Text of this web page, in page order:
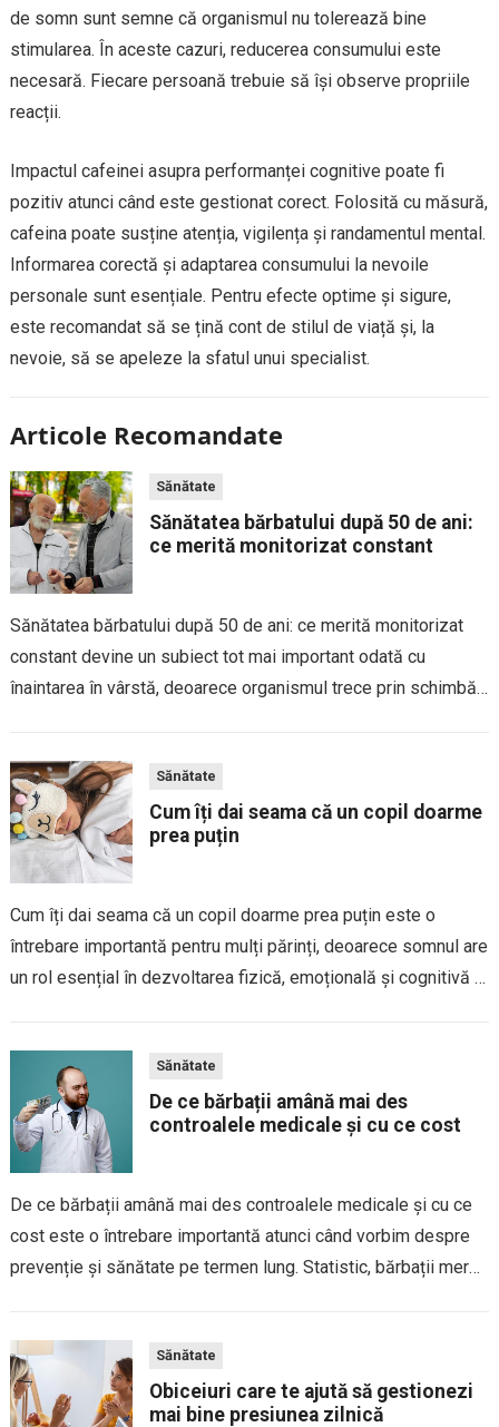
de somn sunt semne că organismul nu tolerează bine
stimularea. În aceste cazuri, reducerea consumului este
necesară. Fiecare persoană trebuie să își observe propriile
reacții.
Impactul cafeinei asupra performanței cognitive poate fi
pozitiv atunci când este gestionat corect. Folosită cu măsură,
cafeina poate susține atenția, vigilența și randamentul mental.
Informarea corectă și adaptarea consumului la nevoile
personale sunt esențiale. Pentru efecte optime și sigure,
este recomandat să se țină cont de stilul de viață și, la
nevoie, să se apeleze la sfatul unui specialist.
Articole Recomandate
Sănătate
Sănătatea bărbatului după 50 de ani:
ce merită monitorizat constant
Sănătatea bărbatului după 50 de ani: ce merită monitorizat
constant devine un subiect tot mai important odată cu
înaintarea în vârstă, deoarece organismul trece prin schimbări
Sănătate
Cum îți dai seama că un copil doarme
prea puțin
Cum îți dai seama că un copil doarme prea puțin este o
întrebare importantă pentru mulți părinți, deoarece somnul are
un rol esențial în dezvoltarea fizică, emoțională și cognitivă a
Sănătate
De ce bărbații amână mai des
controalele medicale și cu ce cost
De ce bărbații amână mai des controalele medicale și cu ce
cost este o întrebare importantă atunci când vorbim despre
prevenție și sănătate pe termen lung. Statistic, bărbații merg
Sănătate
Obiceiuri care te ajută să gestionezi
mai bine presiunea zilnică